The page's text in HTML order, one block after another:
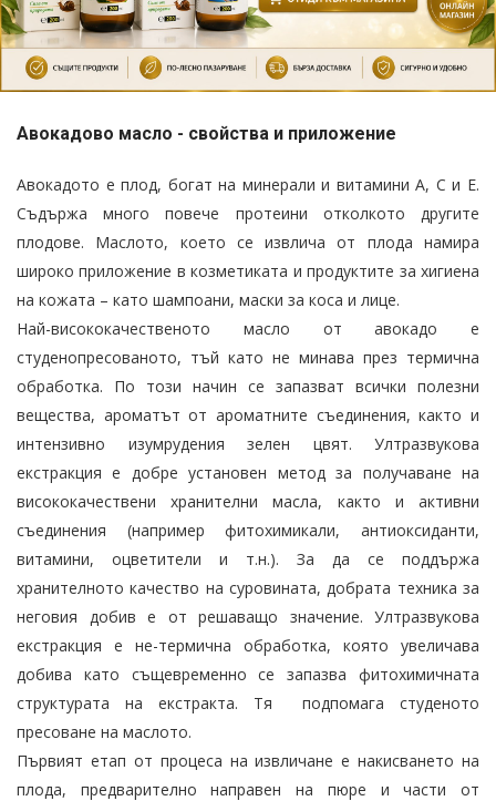
Авокадово масло - свойства и приложение
Авокадото е плод, богат на минерали и витамини А, С и Е.
Съдържа много повече протеини отколкото другите
плодове. Маслото, което се извлича от плода намира
широко приложение в козметиката и продуктите за хигиена
на кожата – като шампоани, маски за коса и лице.
Най-висококачественото масло от авокадо е
студенопресованото, тъй като не минава през термична
обработка. По този начин се запазват всички полезни
вещества, ароматът от ароматните съединения, както и
интензивно изумрудения зелен цвят. Ултразвукова
екстракция е добре установен метод за получаване на
висококачествени хранителни масла, както и активни
съединения (например фитохимикали, антиоксиданти,
витамини, оцветители и т.н.). За да се поддържа
хранителното качество на суровината, добрата техника за
неговия добив е от решаващо значение. Ултразвукова
екстракция е не-термична обработка, която увеличава
добива като същевременно се запазва фитохимичната
структурата на екстракта. Тя подпомага студеното
пресоване на маслото.
Първият етап от процеса на извличане е накисването на
плода, предварително направен на пюре и части от